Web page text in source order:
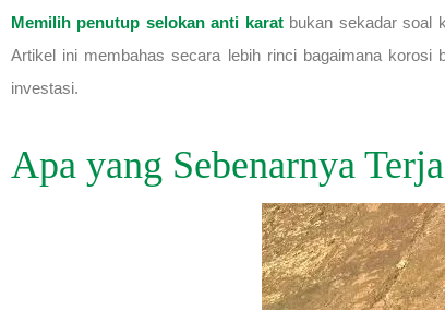
Memilih penutup selokan anti karatbukan sekadar soal
Artikel ini membahas secara lebih rinci bagaimana korosi
investasi.
Apa yang Sebenarnya